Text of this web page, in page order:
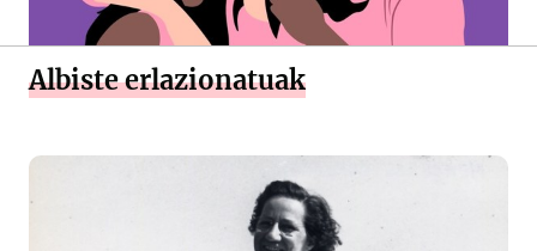
Albiste erlazionatuak